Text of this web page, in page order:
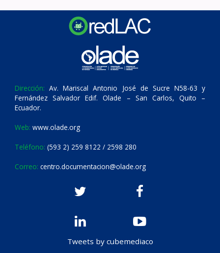
Dirección: Av. Mariscal Antonio José de Sucre N58-63 y
Fernández Salvador Edif. Olade – San Carlos, Quito –
Ecuador.
Web: www.olade.org
Teléfono: (593 2) 259 8122 / 2598 280
Correo: centro.documentacion@olade.org
Tweets by cubemediaco